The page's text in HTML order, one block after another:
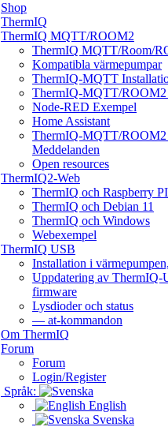
Shop
ThermIQ
ThermIQ MQTT/ROOM2
ThermIQ MQTT/Room/
Kompatibla värmepumpar
ThermIQ-MQTT
ThermIQ-MQTT/ROOM2
Node-RED Exempel
Home Assistant
ThermIQ-MQTT/
Meddelanden
Open resources
ThermIQ2-Web
ThermIQ och Raspberry PI
ThermIQ och Debian 11
ThermIQ och Windows
Webexempel
ThermIQ USB
Installation i
Uppdatering av ThermIQ-
firmware
Lysdioder och status
— at-kommandon
Om ThermIQ
Forum
Forum
Login/Register
Språk:
English
Svenska